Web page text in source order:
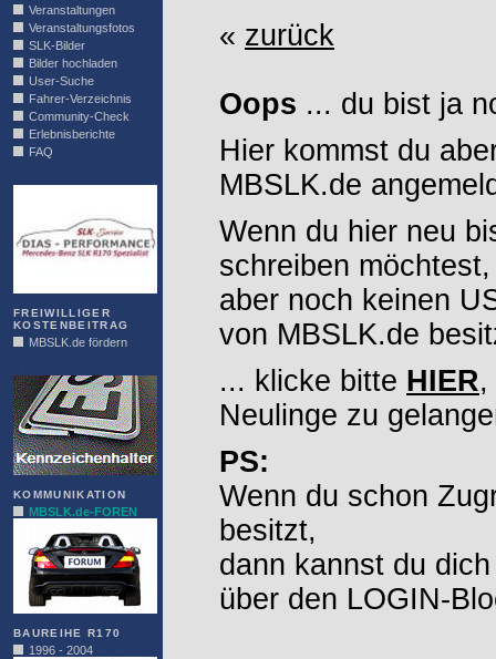
Veranstaltungen
Veranstaltungsfotos
SLK-Bilder
Bilder hochladen
User-Suche
Fahrer-Verzeichnis
Community-Check
Erlebnisberichte
FAQ
FREIWILLIGER
KOSTENBEITRAG
MBSLK.de fördern
KOMMUNIKATION
MBSLK.de-FOREN
BAUREIHE R170
1996 - 2004
« zurück
Oops ... du bist ja
Hier kommst du
MBSLK.de
Wenn du hier neu
schreiben möchtest,
aber noch keinen
von MBSLK.de
... klicke bitte HIER,
Neulinge zu
PS:
Wenn du schon
besitzt,
dann kannst du
über den LOGIN-